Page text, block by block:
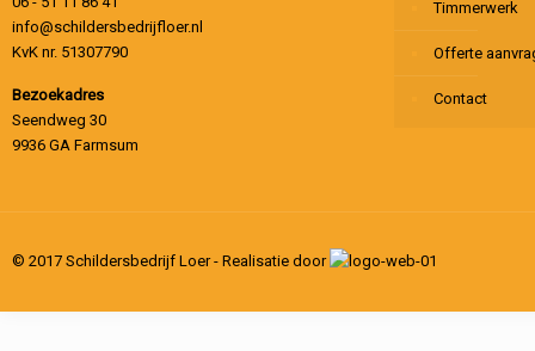
info@schildersbedrijfloer.nl
KvK nr. 51307790
Bezoekadres
Seendweg 30
9936 GA Farmsum
Timmerwerk
Offerte
Contact
© 2017 Schildersbedrijf Loer - Realisatie door